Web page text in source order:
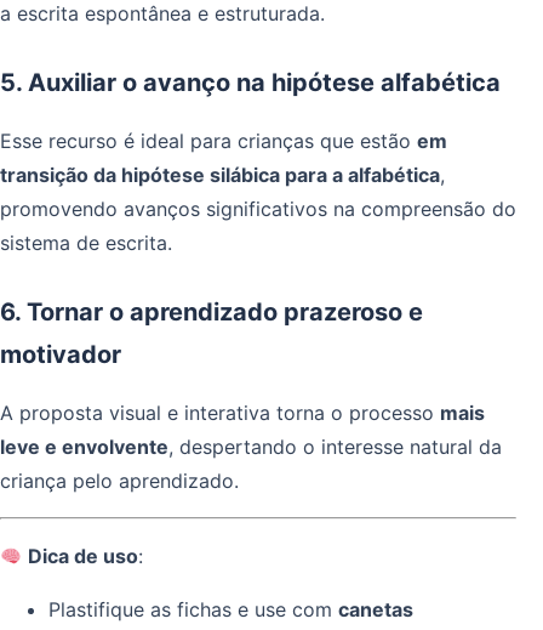
a escrita espontânea e estruturada.
5. Auxiliar o avanço na hipótese alfabética
Esse recurso é ideal para crianças que estão em
transição da hipótese silábica para a alfabética,
promovendo avanços significativos na compreensão do
sistema de escrita.
6. Tornar o aprendizado prazeroso e
motivador
A proposta visual e interativa torna o processo mais
leve e envolvente, despertando o interesse natural da
criança pelo aprendizado.
Dica de uso:
Plastifique as fichas e use com canetas